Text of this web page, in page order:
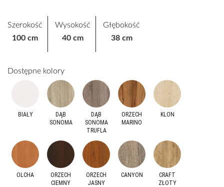
Szerokość
100 cm
Wysokość
40 cm
Głębokość
38 cm
Dostępne kolory
BIAŁY
DĄB
SONOMA
DĄB
SONOMA
TRUFLA
ORZECH
MARINO
KLON
OLCHA
ORZECH
CIEMNY
ORZECH
JASNY
CANYON
CRAFT
ZŁOTY